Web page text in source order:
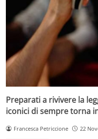
Preparati a rivivere la
iconici di sempre torna
Francesca Petriccione 22